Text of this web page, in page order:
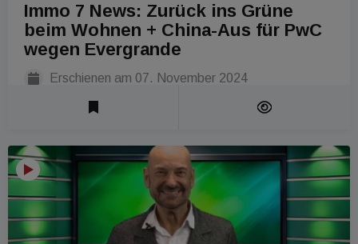
Immo 7 News: Zurück ins Grüne
beim Wohnen + China-Aus für PwC
wegen Evergrande
Erschienen am 07. November 2024